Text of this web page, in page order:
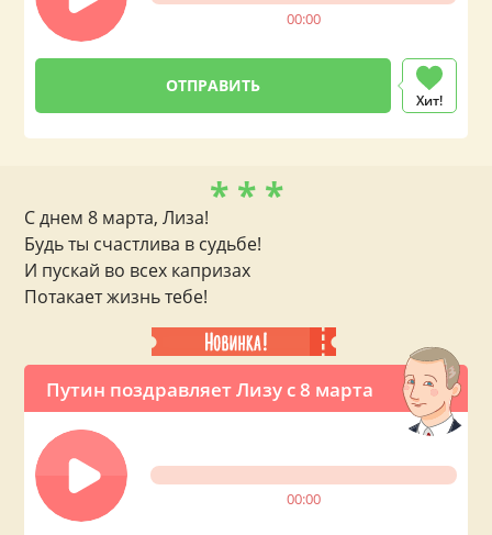
00:00
Хит!
Путин поздравляет Лизу с 8 марта
00:00
* * *
С днем 8 марта, Лиза!
Будь ты счастлива в судьбе!
И пускай во всех капризах
Потакает жизнь тебе!